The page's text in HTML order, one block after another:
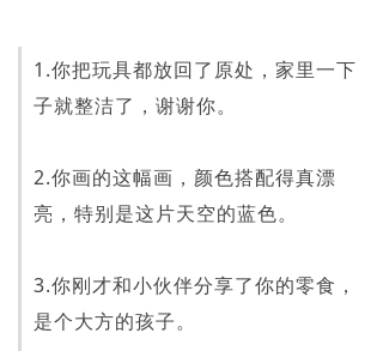
1.你把玩具都放回了原处，家里一下
子就整洁了，谢谢你。
2.你画的这幅画，颜色搭配得真漂
亮，特别是这片天空的蓝色。
3.你刚才和小伙伴分享了你的零食，
是个大方的孩子。